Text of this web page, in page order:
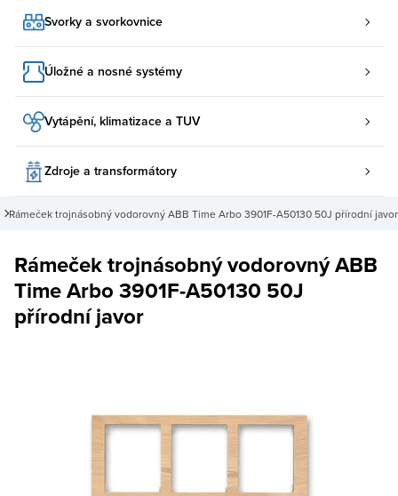
Svorky a svorkovnice
Úložné a nosné systémy
Vytápění, klimatizace a TUV
Zdroje a transformátory
Rámeček trojnásobný vodorovný ABB Time Arbo 3901F-A50130 50J přírodní javor
Rámeček trojnásobný vodorovný ABB
Time Arbo 3901F-A50130 50J
přírodní javor